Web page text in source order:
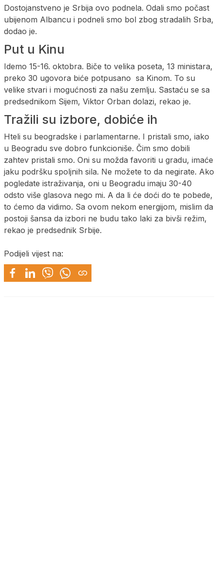
Dostojanstveno je Srbija ovo podnela. Odali smo počast
ubijenom Albancu i podneli smo bol zbog stradalih Srba,
dodao je.
Put u Kinu
Idemo 15-16. oktobra. Biče to velika poseta, 13 ministara,
preko 30 ugovora biće potpusano sa Kinom. To su
velike stvari i mogućnosti za našu zemlju. Sastaću se sa
predsednikom Sijem, Viktor Orban dolazi, rekao je.
Tražili su izbore, dobiće ih
Hteli su beogradske i parlamentarne. I pristali smo, iako
u Beogradu sve dobro funkcioniše. Čim smo dobili
zahtev pristali smo. Oni su možda favoriti u gradu, imaće
jaku podršku spoljnih sila. Ne možete to da negirate. Ako
pogledate istraživanja, oni u Beogradu imaju 30-40
odsto više glasova nego mi. A da li će doći do te pobede,
to ćemo da vidimo. Sa ovom nekom energijom, mislim da
postoji šansa da izbori ne budu tako laki za bivši režim,
rekao je predsednik Srbije.
Podijeli vijest na: